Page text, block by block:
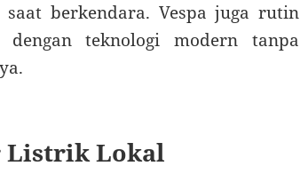
berkendara. Vespa juga rutin
teknologi modern tanpa
Listrik Lokal